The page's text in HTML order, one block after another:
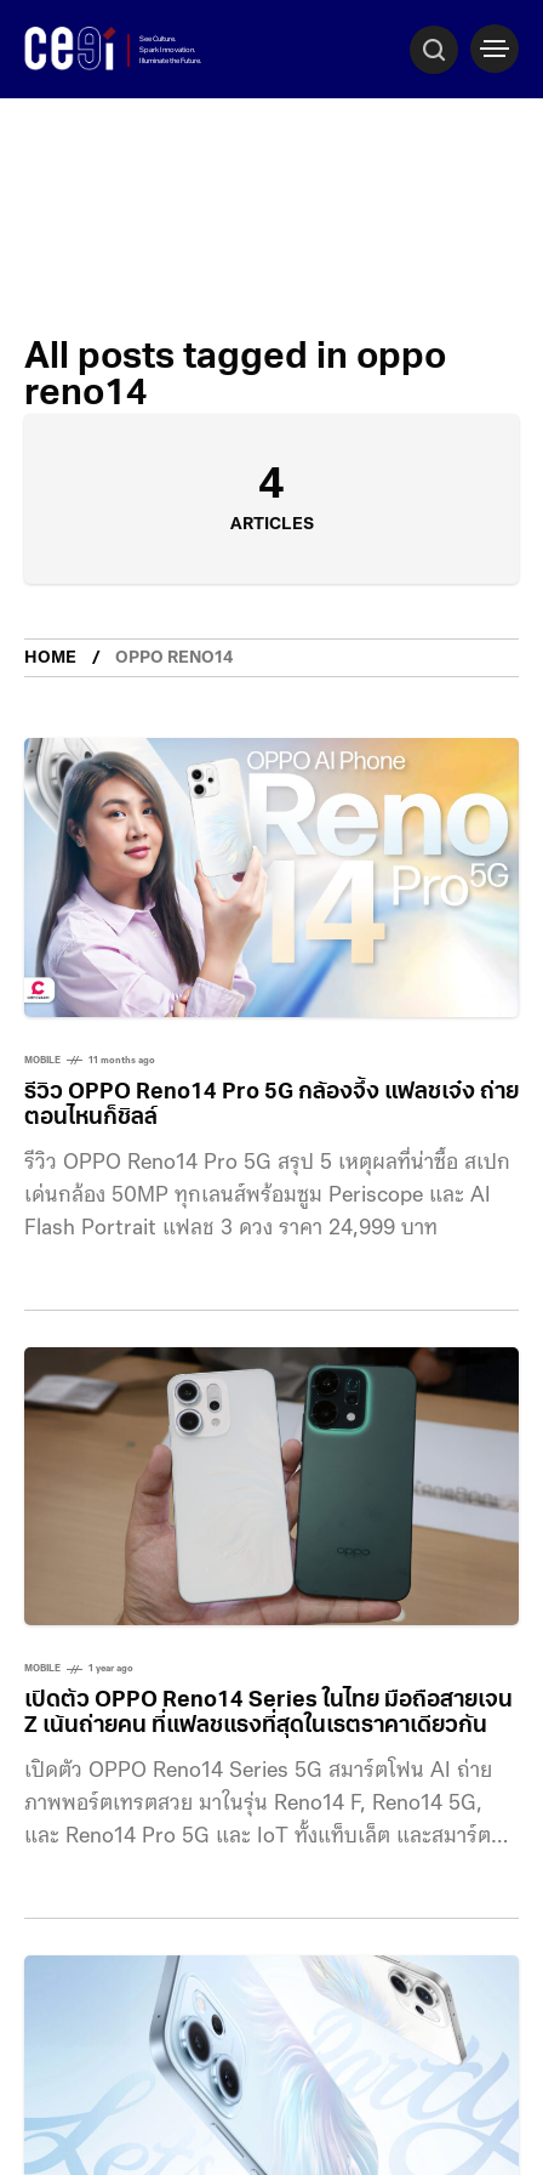
All posts tagged in oppo
reno14
4
ARTICLES
HOME OPPO RENO14
MOBILE 11 months ago
รีวิว OPPO Reno14 Pro 5G กล้องจึ้ง แฟลชเจ๋ง ถ่าย
ตอนไหนก็ชิลล์
รีวิว OPPO Reno14 Pro 5G สรุป 5 เหตุผลที่น่าซื้อ สเปก
เด่นกล้อง 50MP ทุกเลนส์พร้อมซูม Periscope และ AI
Flash Portrait แฟลช 3 ดวง ราคา 24,999 บาท
MOBILE 1 year ago
เปิดตัว OPPO Reno14 Series ในไทย มือถือสายเจน
Z เน้นถ่ายคน ที่แฟลชแรงที่สุดในเรตราคาเดียวกัน
เปิดตัว OPPO Reno14 Series 5G สมาร์ตโฟน AI ถ่าย
ภาพพอร์ตเทรตสวย มาในรุ่น Reno14 F, Reno14 5G,
และ Reno14 Pro 5G และ IoT ทั้งแท็บเล็ต และสมาร์ตวอ